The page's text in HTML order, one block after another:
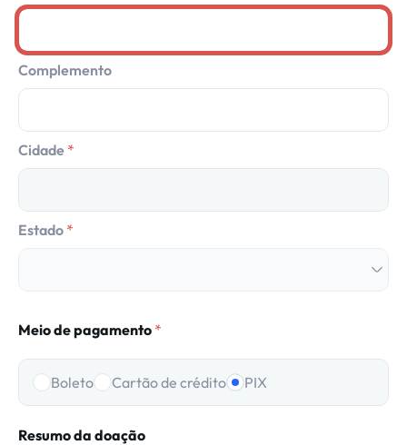
Complemento
Cidade
Estado
Meio de pagamento
Boleto Cartão de crédito PIX
Resumo da doação